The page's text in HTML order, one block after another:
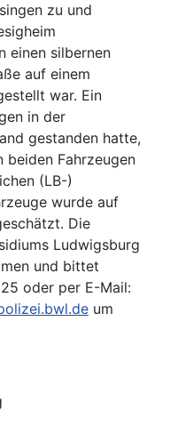
zu und
einen silbernen
auf einem
war. Ein
in der
gestanden hatte,
beiden Fahrzeugen
(LB-)
wurde auf
Die
Ludwigsburg
und bittet
oder per E-Mail:
um